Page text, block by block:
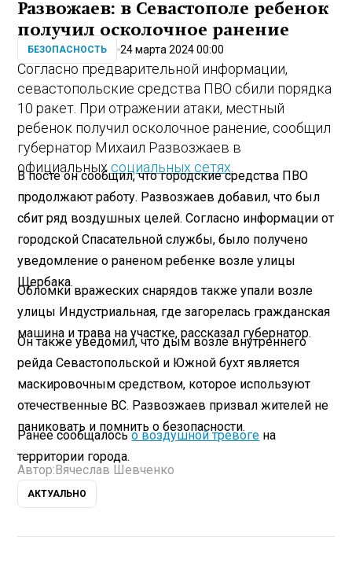
Развожаев: в Севастополе ребенок
получил осколочное ранение
БЕЗОПАСНОСТЬ 24 марта 2024 00:00
Согласно предварительной информации,
севастопольские средства ПВО сбили порядка
10 ракет. При отражении атаки, местный
ребенок получил осколочное ранение, сообщил
губернатор Михаил Развозжаев в
официальных социальных сетях
В посте он сообщил, что городские средства ПВО
продолжают работу. Развозжаев добавил, что был
сбит ряд воздушных целей. Согласно информации от
городской Спасательной службы, было получено
уведомление о раненом ребенке возле улицы
Щербака.
Обломки вражеских снарядов также упали возле
улицы Индустриальная, где загорелась гражданская
машина и трава на участке, рассказал губернатор.
Он также уведомил, что дым возле внутреннего
рейда Севастопольской и Южной бухт является
маскировочным средством, которое используют
отечественные ВС. Развозжаев призвал жителей не
паниковать и помнить о безопасности.
Ранее сообщалосьо воздушной тревоге на
территории города.
Автор: Вячеслав Шевченко
АКТУАЛЬНО